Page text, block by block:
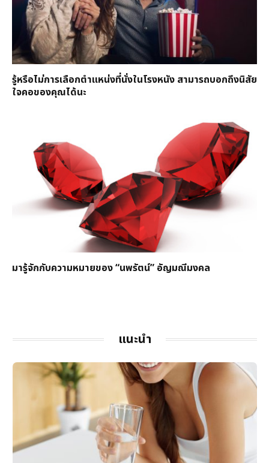
รู้หรือไม่การเลือกตำแหน่งที่นั่งในโรงหนัง สามารถบอกถึงนิสัย
ใจคอของคุณได้นะ
มารู้จักกับความหมายของ “นพรัตน์” อัญมณีมงคล
แนะนำ